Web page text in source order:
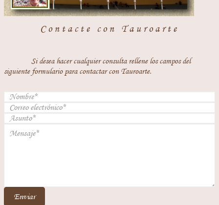
Contacte con Tauroarte
Si desea hacer cualquier consulta rellene los campos del
siguiente formulario para contactar con Tauroarte.
Enviar